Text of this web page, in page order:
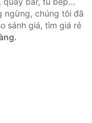
ngừng, chúng tôi đã
sánh giá, tìm giá rẻ